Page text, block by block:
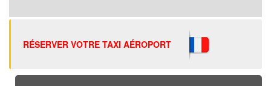
RÉSERVER VOTRE TAXI AÉROPORT